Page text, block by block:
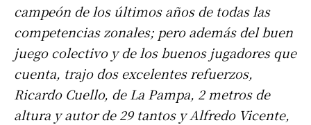
campeón de los últimos años de todas las
competencias zonales; pero además del buen
juego colectivo y de los buenos jugadores que
cuenta, trajo dos excelentes refuerzos,
Ricardo Cuello, de La Pampa, 2 metros de
altura y autor de 29 tantos y Alfredo Vicente,